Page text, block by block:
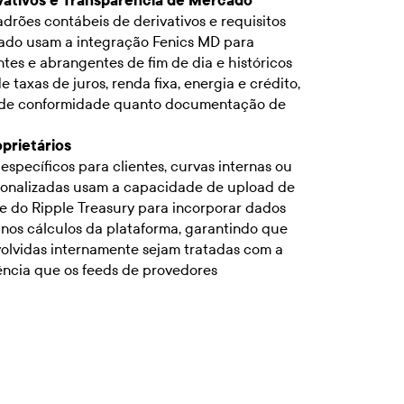
contábeis de derivativos e requisitos
usam a integração Fenics MD para
e abrangentes de fim de dia e históricos
taxas de juros, renda fixa, energia e crédito,
conformidade quanto documentação de
para clientes, curvas internas ou
usam a capacidade de upload de
do Ripple Treasury para incorporar dados
cálculos da plataforma, garantindo que
internamente sejam tratadas com a
que os feeds de provedores